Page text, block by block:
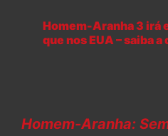
Homem-Aranha 3 irá
que nos EUA – saiba a
Homem-Aranha: